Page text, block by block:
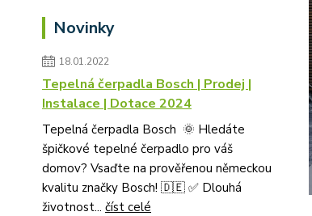
Novinky
18.01.2022
Tepelná čerpadla Bosch | Prodej |
Instalace | Dotace 2024
Tepelná čerpadla Bosch 🌞 Hledáte
špičkové tepelné čerpadlo pro váš
domov? Vsaďte na prověřenou německou
kvalitu značky Bosch! 🇩🇪 ✅ Dlouhá
životnost... číst celé